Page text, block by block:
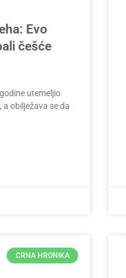
Evo
češće
utemeljio
a obilježava se da
CRNA HRONIKA